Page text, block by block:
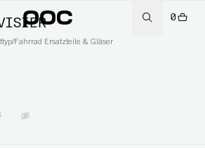
0
/Fahrrad Ersatzteile & Gläser